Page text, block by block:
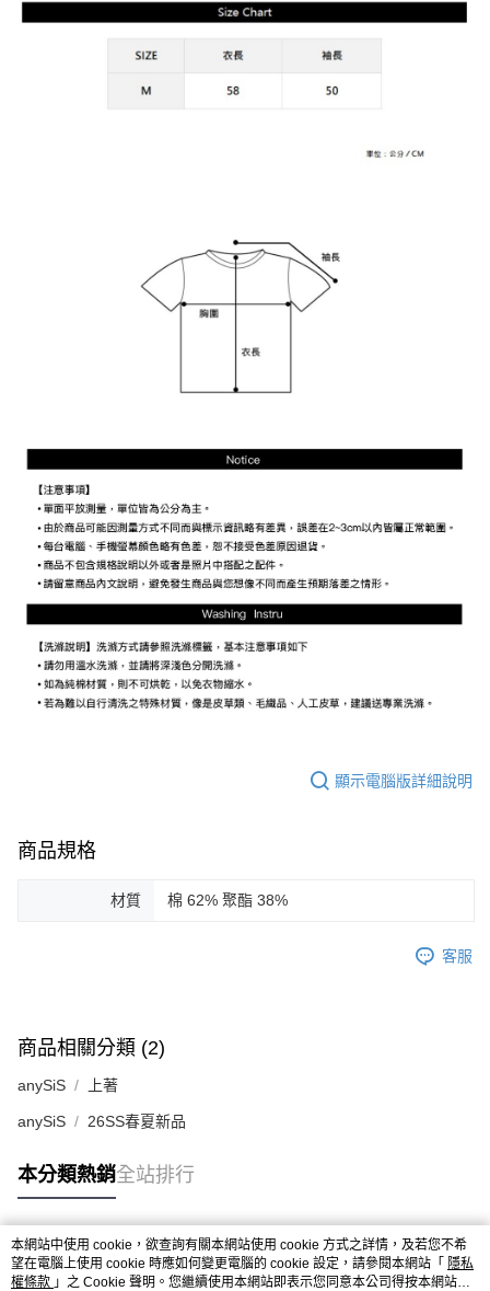
顯示電腦版詳細說明
商品規格
材質 棉 62% 聚酯 38%
客服
商品相關分類 (2)
anySiS 上著
anySiS 26SS春夏新品
本分類熱銷全站排行
熱門標籤
本網站中使用 cookie，欲查詢有關本網站使用 cookie 方式之詳情，及若您不希
望在電腦上使用 cookie 時應如何變更電腦的 cookie 設定，請參閱本網站「 隱私
權條款 」之 Cookie 聲明。您繼續使用本網站即表示您同意本公司得按本網站使